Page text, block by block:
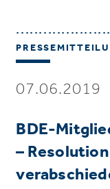
07.06.2019
BDE-
–